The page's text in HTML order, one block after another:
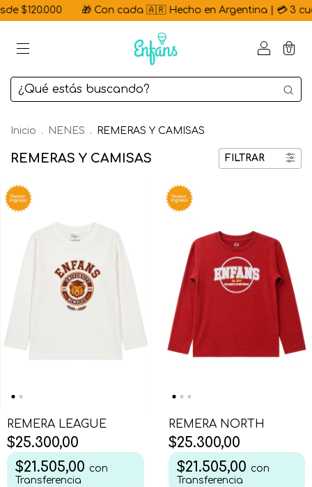
cada 🇦🇷 Hecho en Argentina | 💳 3 cuotas sin interés | ⚡
0
Inicio . NENES . REMERAS Y CAMISAS
REMERAS Y CAMISAS FILTRAR
REMERA LEAGUE
$25.300,00
$21.505,00 con
Transferencia
REMERA NORTH
$25.300,00
$21.505,00 con
Transferencia